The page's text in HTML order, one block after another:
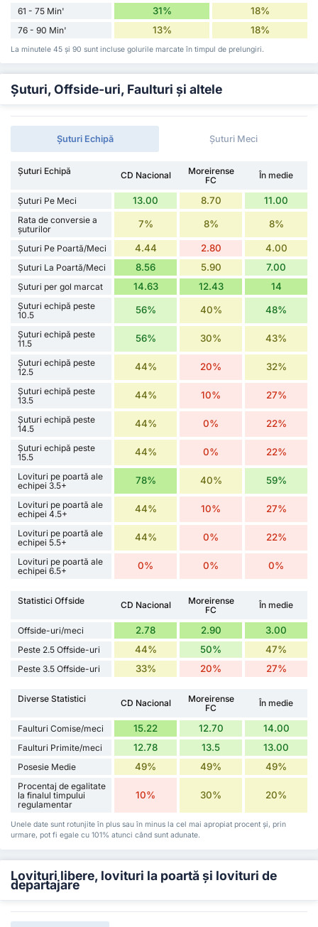
61 - 75 Min' 31% 18%
76 - 90 Min' 13% 18%
La minutele 45 și 90 sunt incluse golurile marcate în timpul de prelungiri.
Șuturi, Offside-uri, Faulturi și altele
Șuturi Echipă Șuturi Meci
Șuturi Echipă CD Nacional
Moreirense
FC
În medie
Șuturi Pe Meci 13.00 8.70 11.00
Rata de conversie a
șuturilor
7% 8% 8%
Șuturi Pe Poartă/Meci 4.44 2.80 4.00
Șuturi La Poartă/Meci 8.56 5.90 7.00
Șuturi per gol marcat 14.63 12.43 14
Șuturi echipă peste
10.5
56% 40% 48%
Șuturi echipă peste
11.5
56% 30% 43%
Șuturi echipă peste
12.5
44% 20% 32%
Șuturi echipă peste
13.5
44% 10% 27%
Șuturi echipă peste
14.5
44% 0% 22%
Șuturi echipă peste
15.5
44% 0% 22%
Lovituri pe poartă ale
echipei 3.5+
78% 40% 59%
Lovituri pe poartă ale
echipei 4.5+
44% 10% 27%
Lovituri pe poartă ale
echipei 5.5+
44% 0% 22%
Lovituri pe poartă ale
echipei 6.5+
0% 0% 0%
Statistici Offside CD Nacional
Moreirense
FC
În medie
Offside-uri/meci 2.78 2.90 3.00
Peste 2.5 Offside-uri 44% 50% 47%
Peste 3.5 Offside-uri 33% 20% 27%
Diverse Statistici CD Nacional
Moreirense
FC
În medie
Faulturi Comise/meci 15.22 12.70 14.00
Faulturi Primite/meci 12.78 13.5 13.00
Posesie Medie 49% 49% 49%
Procentaj de egalitate
la finalul timpului
regulamentar
10% 30% 20%
Unele date sunt rotunjite în plus sau în minus la cel mai apropiat procent și, prin
urmare, pot fi egale cu 101% atunci când sunt adunate.
Lovituri libere, lovituri la poartă și lovituri de
departajare